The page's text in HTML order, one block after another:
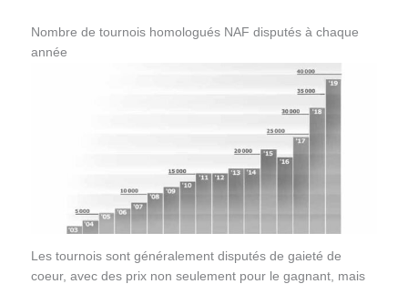
Nombre de tournois homologués NAF disputés à chaque
année
Les tournois sont généralement disputés de gaieté de
coeur, avec des prix non seulement pour le gagnant, mais